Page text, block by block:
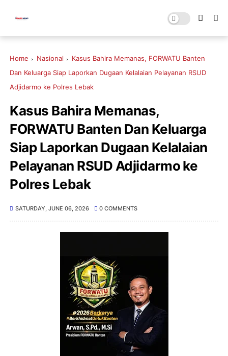
Home Nasional
Kasus Bahira Memanas, FORWATU Banten
Dan Keluarga Siap Laporkan Dugaan Kelalaian Pelayanan RSUD
Adjidarmo ke Polres Lebak
Kasus Bahira Memanas,
FORWATU Banten Dan Keluarga
Siap Laporkan Dugaan Kelalaian
Pelayanan RSUD Adjidarmo ke
Polres Lebak
SATURDAY, JUNE 06, 2026 0 COMMENTS